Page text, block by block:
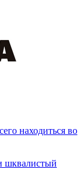
находиться во
шквалистый